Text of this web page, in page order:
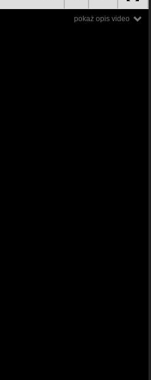
pokaż opis video